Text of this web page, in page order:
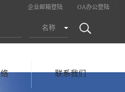
企业邮箱登陆 OA办公登陆
名称
联系我们